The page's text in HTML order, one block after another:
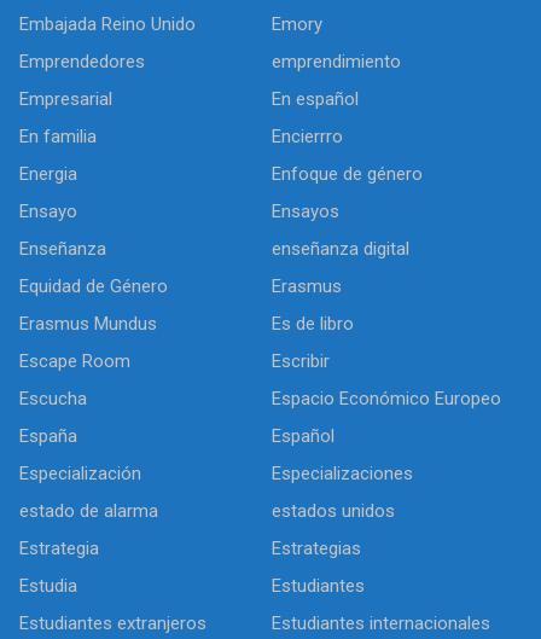
Embajada Reino Unido
Emory
Emprendedores
emprendimiento
Empresarial
En español
En familia
Encierrro
Energia
Enfoque de género
Ensayo
Ensayos
Enseñanza
enseñanza digital
Equidad de Género
Erasmus
Erasmus Mundus
Es de libro
Escape Room
Escribir
Escucha
Espacio Económico Europeo
España
Español
Especialización
Especializaciones
estado de alarma
estados unidos
Estrategia
Estrategias
Estudia
Estudiantes
Estudiantes extranjeros
Estudiantes internacionales